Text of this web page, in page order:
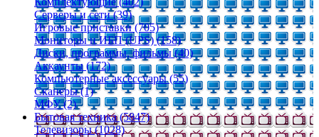
Серверы и сети (39)
Игровые приставки (705)
Мониторы и ИБП (UPS) (158)
Диски, программы, фильмы (40)
Аккаунты (172)
Компьютерные аксессуары (55)
Сканеры (1)
МФУ (2)
Бытовая техника (5847)
Телевизоры (1028)